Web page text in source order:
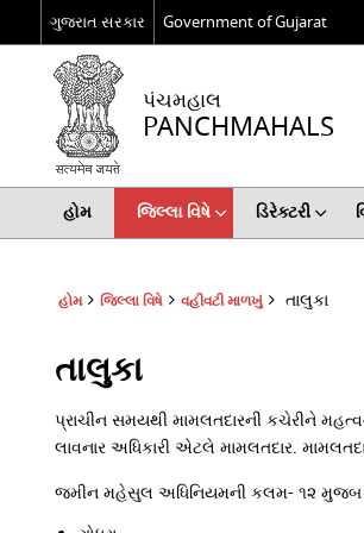
ગુજરાત સરકાર Government of Gujarat
પંચમહાલ
PANCHMAHALS
હોમ જિલ્લા વિષે ડિરેક્ટરી
હોમ જિલ્લા વિષે વહીવટી માળખું તાલુકા
તાલુકા
પ્રાચીન સમયથી મામલતદારની કચેરીને
લાવનાર અધિકારી એટલે મામલતદાર.
જમીન મહેસુલ અધિનિયમની કલમ- ૧૨ મુજબ